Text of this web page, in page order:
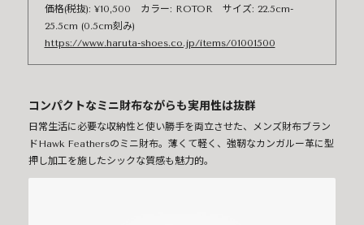
価格(税抜): ¥10,500 カラー: ROTOR サイズ: 22.5cm-
25.5cm (0.5cm刻み)
https://www.haruta-shoes.co.jp/items/01001500
コンパクトなミニ財布ながらも実用性は抜群
日常生活に必要な収納性と使い勝手を両立させた、メンズ財布ブラン
ドHawk Feathersのミニ財布。薄くて軽く、強靭なカンガルー革に型
押し加工を施したシックな質感も魅力的。